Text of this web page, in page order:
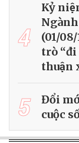
4
Kỷ
(01/
trò “đi
thuận
5
Đổi
cuộc